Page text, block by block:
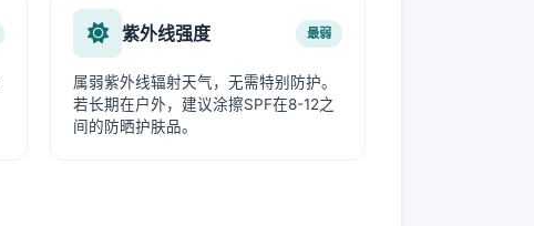
紫外线强度 最弱
属弱紫外线辐射天气，无需特别防护。
若长期在户外，建议涂擦SPF在8-12之
间的防晒护肤品。